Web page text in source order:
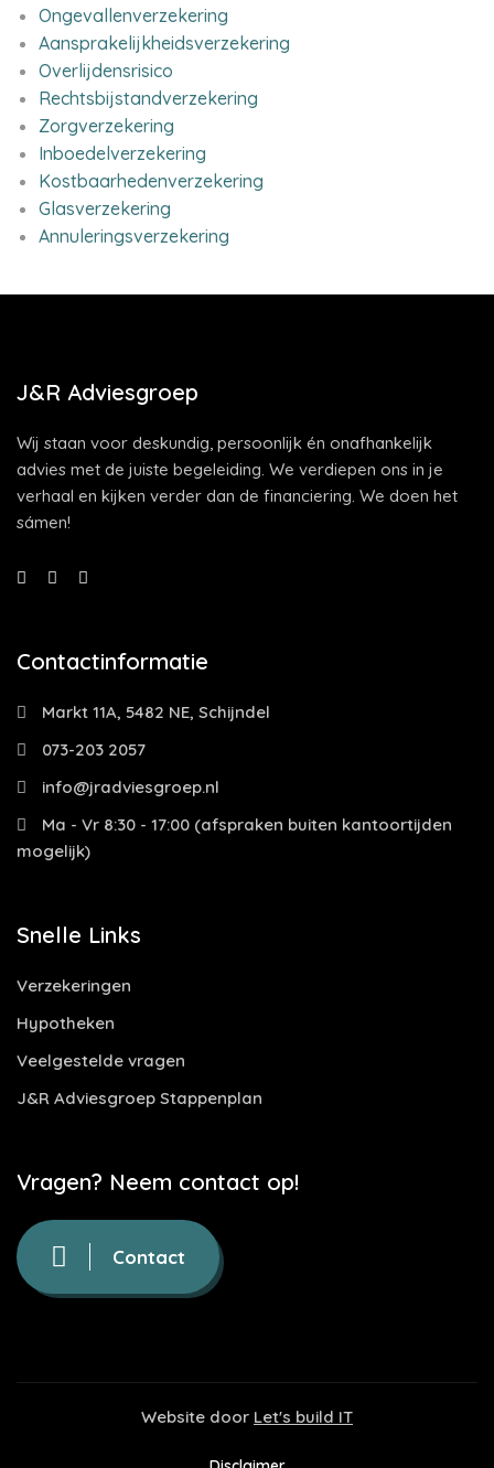
Ongevallenverzekering
Aansprakelijkheidsverzekering
Overlijdensrisico
Rechtsbijstandverzekering
Zorgverzekering
Inboedelverzekering
Kostbaarhedenverzekering
Glasverzekering
Annuleringsverzekering
J&R Adviesgroep
Wij staan voor deskundig, persoonlijk én onafhankelijk
advies met de juiste begeleiding. We verdiepen ons in je
verhaal en kijken verder dan de financiering. We doen het
sámen!
Contactinformatie
Markt 11A, 5482 NE, Schijndel
073-203 2057
info@jradviesgroep.nl
Ma - Vr 8:30 - 17:00 (afspraken buiten kantoortijden
mogelijk)
Snelle Links
Verzekeringen
Hypotheken
Veelgestelde vragen
J&R Adviesgroep Stappenplan
Vragen? Neem contact op!
Contact
Website door Let's build IT